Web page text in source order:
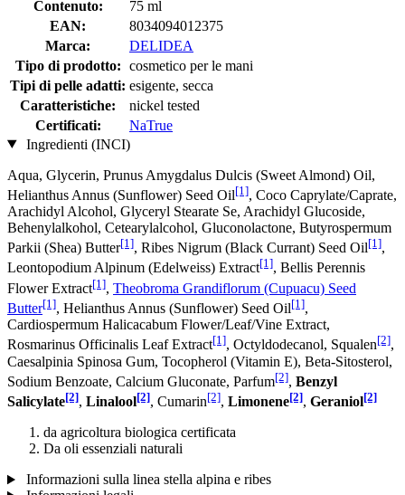
Contenuto:
75 ml
EAN:
8034094012375
Marca:
DELIDEA
Tipo di prodotto: cosmetico per le mani
Tipi di pelle adatti: esigente, secca
Caratteristiche:
nickel tested
Certificati:
NaTrue
Ingredienti (INCI)
Aqua, Glycerin, Prunus Amygdalus Dulcis (Sweet Almond) Oil,
Helianthus Annus (Sunflower) Seed Oil[1], Coco Caprylate/Caprate,
Arachidyl Alcohol, Glyceryl Stearate Se, Arachidyl Glucoside,
Behenylalkohol, Cetearylalcohol, Gluconolactone, Butyrospermum
Parkii (Shea) Butter[1], Ribes Nigrum (Black Currant) Seed Oil[1],
Leontopodium Alpinum (Edelweiss) Extract[1], Bellis Perennis
Flower Extract[1], Theobroma Grandiflorum (Cupuacu) Seed
Butter[1], Helianthus Annus (Sunflower) Seed Oil[1],
Cardiospermum Halicacabum Flower/Leaf/Vine Extract,
Rosmarinus Officinalis Leaf Extract[1], Octyldodecanol, Squalen[2],
Caesalpinia Spinosa Gum, Tocopherol (Vitamin E), Beta-Sitosterol,
Sodium Benzoate, Calcium Gluconate, Parfum[2], Benzyl
Salicylate[2], Linalool[2], Cumarin[2], Limonene[2], Geraniol[2]
da agricoltura biologica certificata
Da oli essenziali naturali
Informazioni sulla linea stella alpina e ribes